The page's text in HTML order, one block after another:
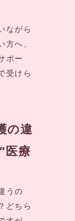
ながら
へ、
ポー
受けら
の違
医療
うの
どちら